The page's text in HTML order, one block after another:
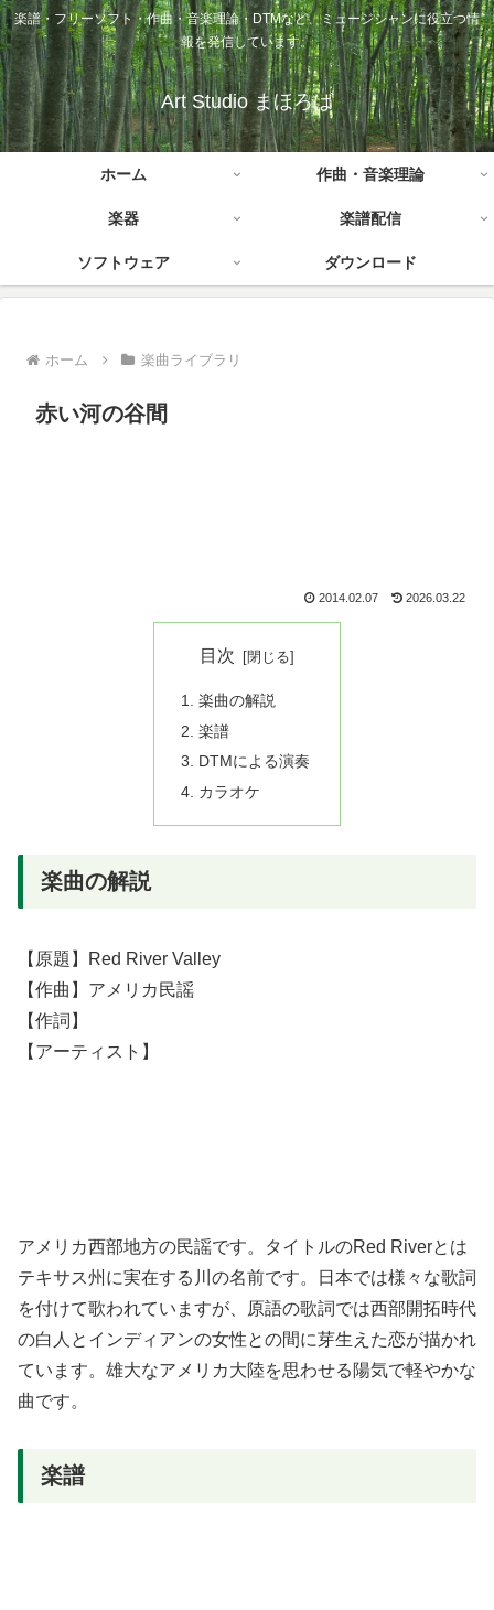
楽譜・フリーソフト・作曲・音楽理論・DTMなど、ミュージシャンに役立つ情
報を発信しています。
Art Studio まほろば
ホーム 作曲・音楽理論
楽器 楽譜配信
ソフトウェア ダウンロード
ホーム 楽曲ライブラリ
赤い河の谷間
2014.02.07 2026.03.22
目次
楽曲の解説
楽譜
DTMによる演奏
カラオケ
楽曲の解説
【原題】Red River Valley
【作曲】アメリカ民謡
【作詞】
【アーティスト】
アメリカ西部地方の民謡です。タイトルのRed Riverとは
テキサス州に実在する川の名前です。日本では様々な歌詞
を付けて歌われていますが、原語の歌詞では西部開拓時代
の白人とインディアンの女性との間に芽生えた恋が描かれ
ています。雄大なアメリカ大陸を思わせる陽気で軽やかな
曲です。
楽譜